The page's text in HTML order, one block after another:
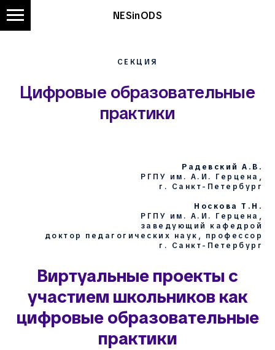
NESinODS
СЕКЦИЯ
Цифровые образовательные
практики
Радевский А.В.
РГПУ им. А.И. Герцена,
г. Санкт-Петербург
Носкова Т.Н.
РГПУ им. А.И. Герцена,
заведующий кафедрой
доктор педагогических наук, профессор
г. Санкт-Петербург
Виртуальные проекты с
участием школьников как
цифровые образовательные
практики